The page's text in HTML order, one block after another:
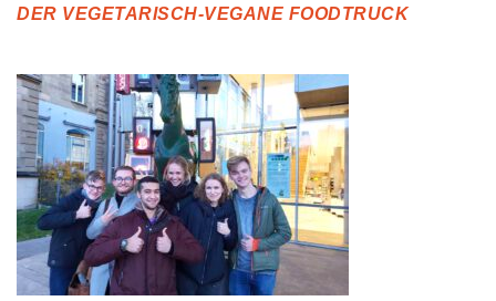
DER VEGETARISCH-VEGANE FOODTRUCK